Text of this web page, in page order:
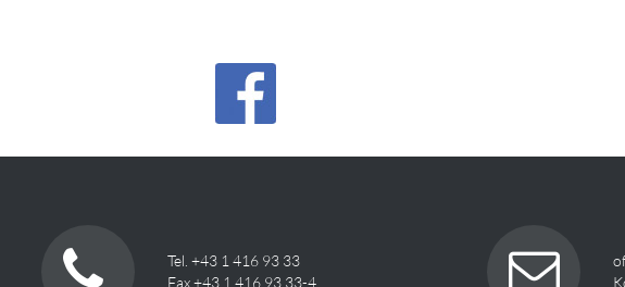
Tel. +43 1 416 93 33
Fax +43 1 416 93 33-4